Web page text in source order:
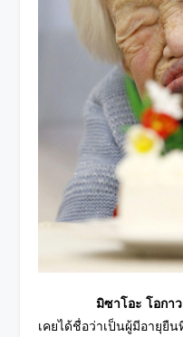
มิซาโอะ โอกา
เคยได้ชื่อว่าเป็นผู้มีอายุยื